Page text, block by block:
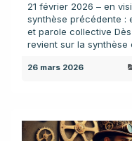
21 février 2026 – en
synthèse précédente :
et parole collective
revient sur la synthèse
26 mars 2026